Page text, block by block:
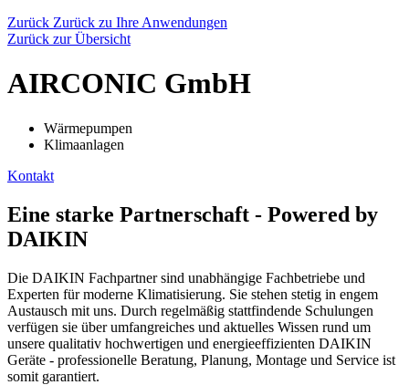
Zurück Zurück zu Ihre Anwendungen
Zurück zur Übersicht
AIRCONIC GmbH
Wärmepumpen
Klimaanlagen
Kontakt
Eine starke Partnerschaft - Powered by
DAIKIN
Die DAIKIN Fachpartner sind unabhängige Fachbetriebe und
Experten für moderne Klimatisierung. Sie stehen stetig in engem
Austausch mit uns. Durch regelmäßig stattfindende Schulungen
verfügen sie über umfangreiches und aktuelles Wissen rund um
unsere qualitativ hochwertigen und energieeffizienten DAIKIN
Geräte - professionelle Beratung, Planung, Montage und Service ist
somit garantiert.